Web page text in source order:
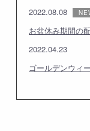
2022.08.08
お盆休み期間の
2022.04.23
ゴールデンウィ